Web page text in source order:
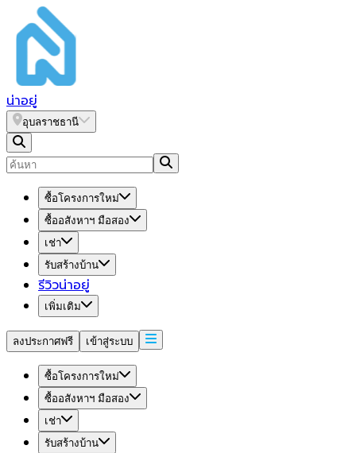
น่าอยู่
อุบลราชธานี
ซื้อโครงการใหม่
ซื้ออสังหาฯ มือสอง
เช่า
รับสร้างบ้าน
รีวิวน่าอยู่
เพิ่มเติม
ลงประกาศฟรี เข้าสู่ระบบ
ซื้อโครงการใหม่
ซื้ออสังหาฯ มือสอง
เช่า
รับสร้างบ้าน